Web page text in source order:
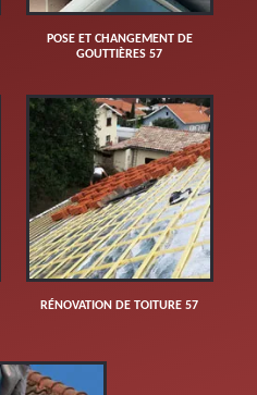
POSE ET CHANGEMENT DE
GOUTTIÈRES 57
RÉNOVATION DE TOITURE 57